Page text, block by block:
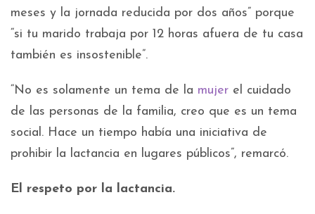
meses y la jornada reducida por dos años” porque
“si tu marido trabaja por 12 horas afuera de tu casa
también es insostenible”.
“No es solamente un tema de la mujer el cuidado
de las personas de la familia, creo que es un tema
social. Hace un tiempo había una iniciativa de
prohibir la lactancia en lugares públicos”, remarcó.
El respeto por la lactancia.